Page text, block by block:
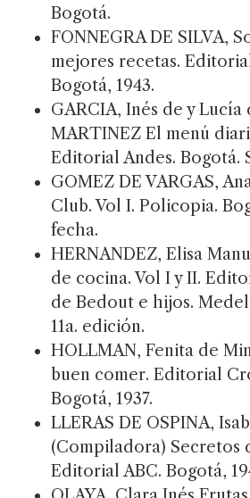
Bogotá.
FONNEGRA DE SILVA,
mejores recetas.
Bogotá, 1943.
GARCIA, Inés de y Lucía
MARTINEZ El menú
Editorial Andes. Bogotá.
GOMEZ DE VARGAS,
Club. Vol I. Policopia.
fecha.
HERNANDEZ, Elisa
de cocina. Vol I y II.
de Bedout e hijos.
11a. edición.
HOLLMAN, Fenita de
buen comer. Editorial
Bogotá, 1937.
LLERAS DE OSPINA,
(Compiladora) Secretos
Editorial ABC. Bogotá,